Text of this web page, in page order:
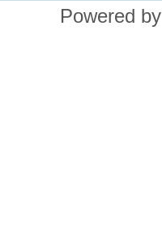
Powered by